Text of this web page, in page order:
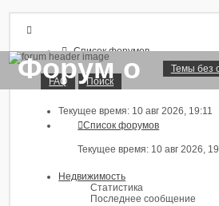
Список форумов
FAQ
Поиск
Темы без ответов
Регистрация
Темы без
Форум о
Турции
Советы, рекомендации, ответы на
конференции
FAQ Поиск
Текущее время: 10 авг 2026, 19:11
Список форумов
Текущее время: 10 авг 2026,
Недвижимость
Статистика
Последнее сообщение